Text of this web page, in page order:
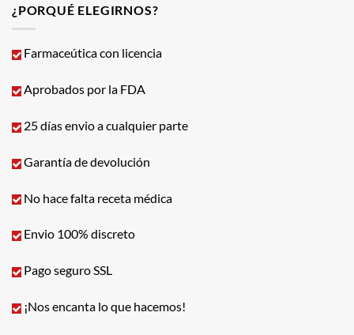
¿PORQUÉ ELEGIRNOS?
Farmaceútica con licencia
Aprobados por la FDA
25 días envio a cualquier parte
Garantía de devolución
No hace falta receta médica
Envio 100% discreto
Pago seguro SSL
¡Nos encanta lo que hacemos!